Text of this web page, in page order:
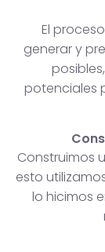
El
generar y
potenciales
Construimos
esto
lo hicimos